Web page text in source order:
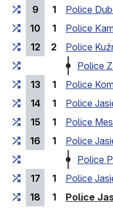
9
1
Police
10
1
Police
12
2
Police
Police
13
1
Police
14
1
Police
15
1
Police
16
1
Police
Police
17
1
Police
18
1 Police